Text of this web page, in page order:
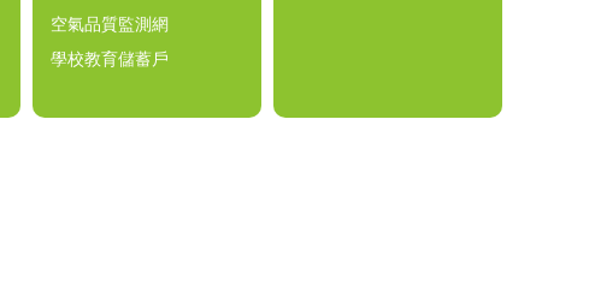
空氣品質監測網
學校教育儲蓄戶